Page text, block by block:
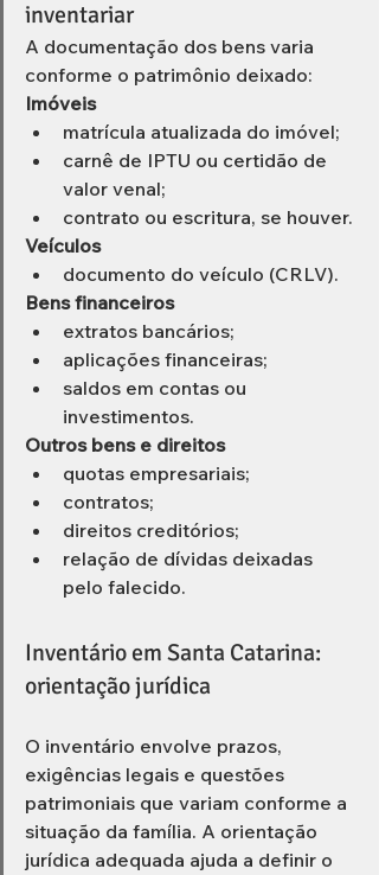
inventariar
A documentação dos bens varia
conforme o patrimônio deixado:
Imóveis
matrícula atualizada do imóvel;
carnê de IPTU ou certidão de
valor venal;
contrato ou escritura, se houver.
Veículos
documento do veículo (CRLV).
Bens financeiros
extratos bancários;
aplicações financeiras;
saldos em contas ou
investimentos.
Outros bens e direitos
quotas empresariais;
contratos;
direitos creditórios;
relação de dívidas deixadas
pelo falecido.
Inventário em Santa Catarina:
orientação jurídica
O inventário envolve prazos,
exigências legais e questões
patrimoniais que variam conforme a
situação da família. A orientação
jurídica adequada ajuda a definir o